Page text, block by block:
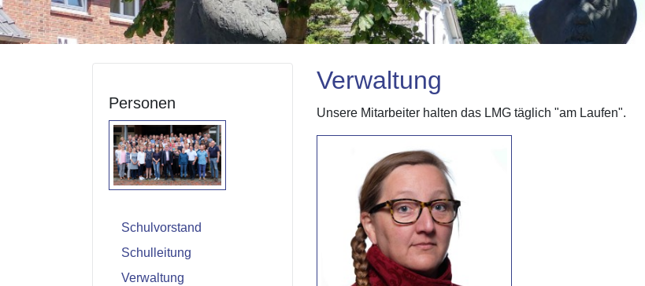
Personen
Schulvorstand
Schulleitung
Verwaltung
Verwaltung
Unsere Mitarbeiter halten das LMG täglich "am Laufen".